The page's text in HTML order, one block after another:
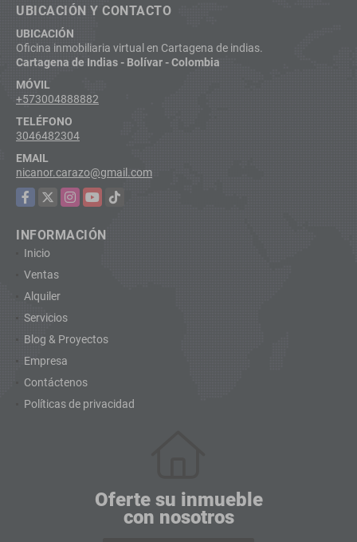
UBICACIÓN Y CONTACTO
UBICACIÓN
Oficina inmobiliaria virtual en Cartagena de indias.
Cartagena de Indias - Bolívar - Colombia
MÓVIL
+573004888882
TELÉFONO
3046482304
EMAIL
nicanor.carazo@gmail.com
Facebook
X Instagram
YouTubeTikTok
INFORMACIÓN
Inicio
Ventas
Alquiler
Servicios
Blog & Proyectos
Empresa
Contáctenos
Políticas de privacidad
Oferte su inmueble
con nosotros